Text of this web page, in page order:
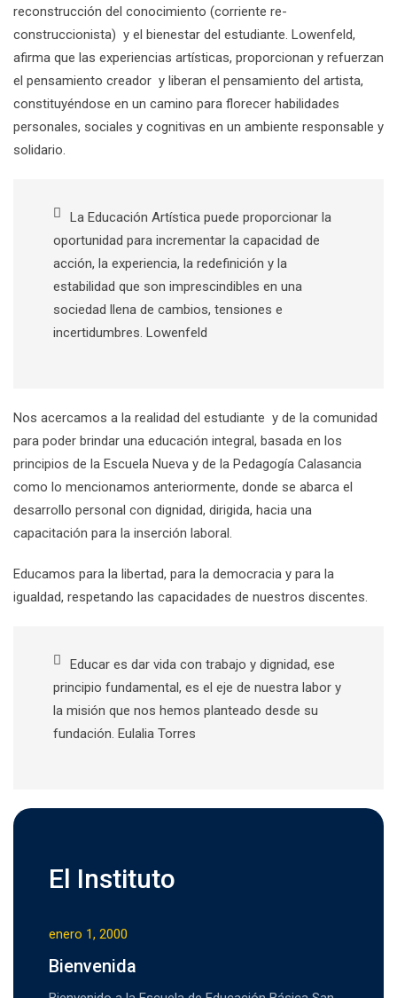
reconstrucción del conocimiento (corriente re-
construccionista) y el bienestar del estudiante. Lowenfeld,
afirma que las experiencias artísticas, proporcionan y refuerzan
el pensamiento creador y liberan el pensamiento del artista,
constituyéndose en un camino para florecer habilidades
personales, sociales y cognitivas en un ambiente responsable y
solidario.
La Educación Artística puede proporcionar la
oportunidad para incrementar la capacidad de
acción, la experiencia, la redefinición y la
estabilidad que son imprescindibles en una
sociedad llena de cambios, tensiones e
incertidumbres. Lowenfeld
Nos acercamos a la realidad del estudiante y de la comunidad
para poder brindar una educación integral, basada en los
principios de la Escuela Nueva y de la Pedagogía Calasancia
como lo mencionamos anteriormente, donde se abarca el
desarrollo personal con dignidad, dirigida, hacia una
capacitación para la inserción laboral.
Educamos para la libertad, para la democracia y para la
igualdad, respetando las capacidades de nuestros discentes.
Educar es dar vida con trabajo y dignidad, ese
principio fundamental, es el eje de nuestra labor y
la misión que nos hemos planteado desde su
fundación. Eulalia Torres
El Instituto
enero 1, 2000
Bienvenida